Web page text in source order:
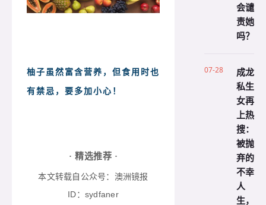
柚子虽然富含营养，但食用时也
有禁忌，要多加小心！
· 精选推荐 ·
本文转载自公众号：澳洲镜报
ID：sydfaner
会谴
责她
吗？
07-28
成龙
私生
女再
上热
搜：
被抛
弃的
不幸
人
生，